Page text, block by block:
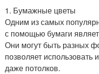
1. Бумажные цветы
Одним из самых
с помощью бумаги
Они могут быть разных
позволяет использовать
даже потолков.